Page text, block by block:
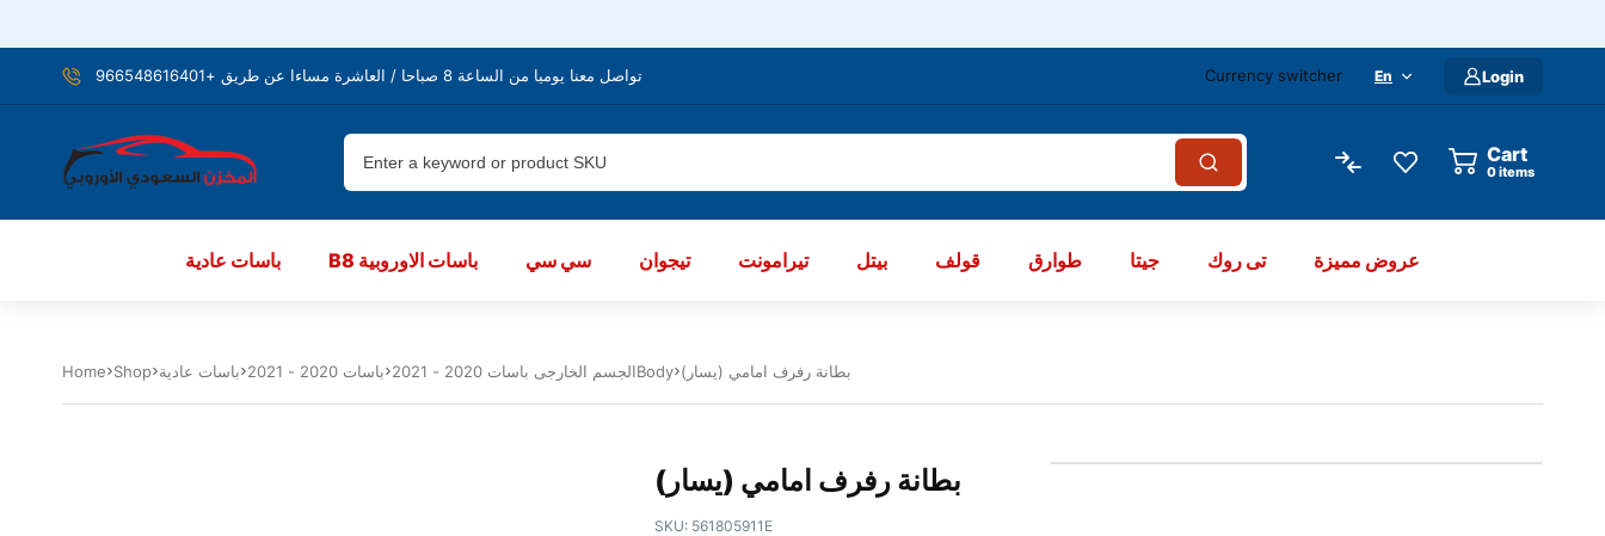
تواصل معنا يوميا من الساعة 8 صباحا / العاشرة مساءا عن طريق +966548616401 Currency switcher En Login
Cart
items
باسات عادية B8 باسات الاوروبية سي سي تيجوان تيرامونت بيتل قولف طوارق جيتا تى روك عروض مميزة
Home Shop باسات عادية باسات 2020 - 2021 الجسم الخارجى باسات 2020 - 2021Body بطانة رفرف امامي (يسار)
بطانة رفرف امامي (يسار)
SKU: 561805911E